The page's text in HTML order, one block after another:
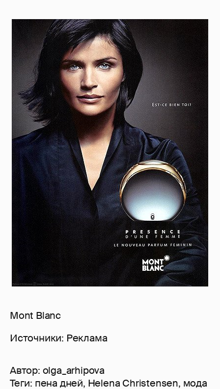
Mont Blanc
Источники: Реклама
Автор: olga_arhipova
Теги: пена дней, Helena Christensen, мода